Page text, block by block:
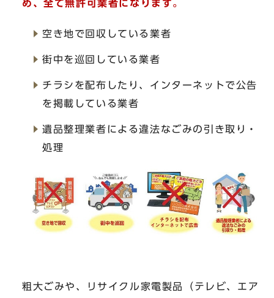
め、全て無許可業者になります。
空き地で回収している業者
街中を巡回している業者
チラシを配布したり、インターネットで公告
を掲載している業者
遺品整理業者による違法なごみの引き取り・
処理
粗大ごみや、リサイクル家電製品（テレビ、エア